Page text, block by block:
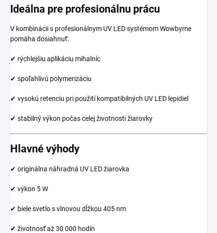
Ideálna pre profesionálnu prácu
V kombinácii s profesionálnym UV LED systémom Wowbyme
pomáha dosiahnuť:
✔ rýchlejšiu aplikáciu mihalníc
✔ spoľahlivú polymerizáciu
✔ vysokú retenciu pri použití kompatibilných UV LED lepidiel
✔ stabilný výkon počas celej životnosti žiarovky
Hlavné výhody
✔ originálna náhradná UV LED žiarovka
✔ výkon 5 W
✔ biele svetlo s vlnovou dĺžkou 405 nm
✔ životnosť až 30 000 hodín